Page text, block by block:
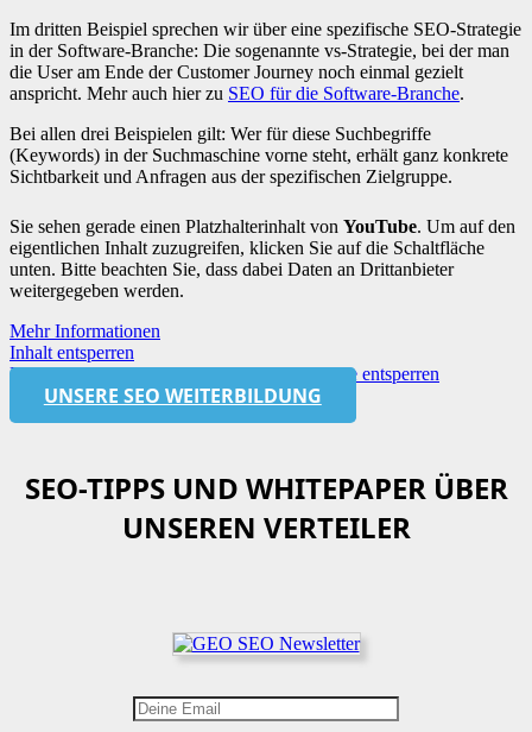
Im dritten Beispiel sprechen wir über eine spezifische SEO-Strategie
in der Software-Branche: Die sogenannte vs-Strategie, bei der man
die User am Ende der Customer Journey noch einmal gezielt
anspricht. Mehr auch hier zu SEO für die Software-Branche.
Bei allen drei Beispielen gilt: Wer für diese Suchbegriffe
(Keywords) in der Suchmaschine vorne steht, erhält ganz konkrete
Sichtbarkeit und Anfragen aus der spezifischen Zielgruppe.
Sie sehen gerade einen Platzhalterinhalt von YouTube. Um auf den
eigentlichen Inhalt zuzugreifen, klicken Sie auf die Schaltfläche
unten. Bitte beachten Sie, dass dabei Daten an Drittanbieter
weitergegeben werden.
Mehr Informationen
Inhalt entsperren
Erforderlichen Service akzeptieren und Inhalte entsperren
UNSERE SEO WEITERBILDUNG
SEO-TIPPS UND WHITEPAPER ÜBER
UNSEREN VERTEILER